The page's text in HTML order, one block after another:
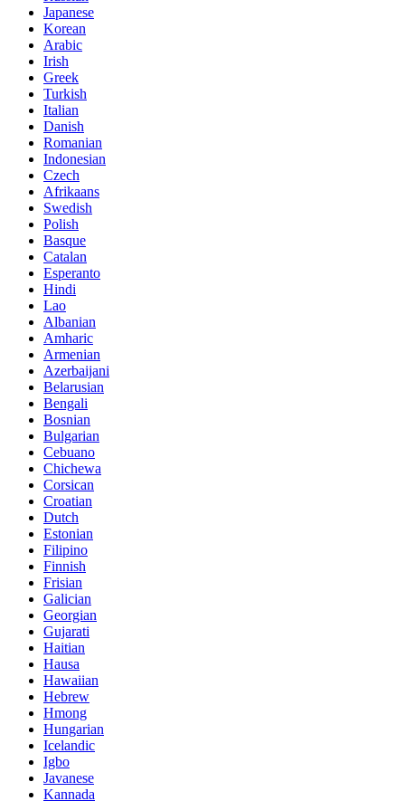
Japanese
Korean
Arabic
Irish
Greek
Turkish
Italian
Danish
Romanian
Indonesian
Czech
Afrikaans
Swedish
Polish
Basque
Catalan
Esperanto
Hindi
Lao
Albanian
Amharic
Armenian
Azerbaijani
Belarusian
Bengali
Bosnian
Bulgarian
Cebuano
Chichewa
Corsican
Croatian
Dutch
Estonian
Filipino
Finnish
Frisian
Galician
Georgian
Gujarati
Haitian
Hausa
Hawaiian
Hebrew
Hmong
Hungarian
Icelandic
Igbo
Javanese
Kannada